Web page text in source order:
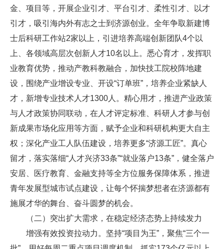
金、项目等，开展企业引才、平台引才、柔性引才、以才
引才，吸引海内外有志之士到济源创业。全年争取新建博
士后科研工作站2家以上，引进培养高端创新团队4个以
上、各领域高层次创新人才10名以上。悉心育才，发挥职
业教育优势，推动产教科教融合，加快技工院校阵地建
设，围绕产业增设专业、开设“订单班”，培养企业紧缺人
才，新增专业技术人才1300人。精心用才，推进产业政策
与人才政策协同联动，在人才评定标准、科研人才参与创
新成果市场化应用等方面，赋予企业和科研机构更大自主
权；深化产业工人队伍建设，培养更多“济源工匠”。真心
留才，落实落细“人才兴济33条”“就业落户13条”，健全落户
安居、医疗教育、金融支持等全方位服务保障体系，推进
青年发展型城市试点建设，让每个怀揣梦想者在济源都有
施展才华的舞台、奋斗圆梦的机会。
（二）突出扩大需求，在稳定经济态势上持续发力
增强有效投资拉动力。坚持“项目为王”，聚焦“三个一